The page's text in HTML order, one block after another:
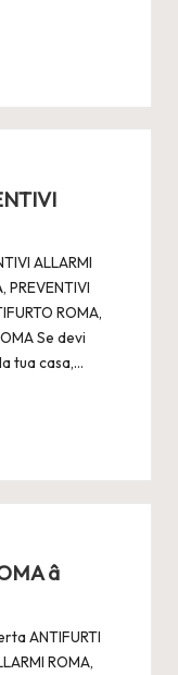
ALLARMI
PREVENTIVI
ROMA,
Se devi
tua casa,…
â
ANTIFURTI
ROMA,